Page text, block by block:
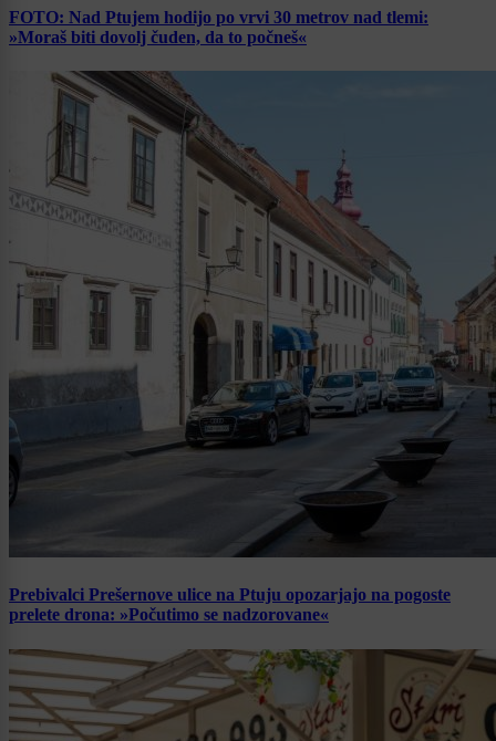
FOTO: Nad Ptujem hodijo po vrvi 30 metrov nad tlemi:
»Moraš biti dovolj čuden, da to počneš«
Prebivalci Prešernove ulice na Ptuju opozarjajo na pogoste
prelete drona: »Počutimo se nadzorovane«